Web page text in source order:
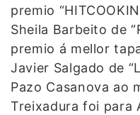
premio
Sheila Barbeito de
premio á mellor
Javier Salgado de
Pazo Casanova ao
Treixadura foi para